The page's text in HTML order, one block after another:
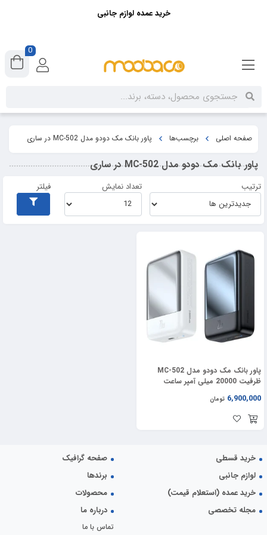
صفحه اصلی برچسب‌ها پاور بانک مک دودو مدل MC-502 در ساری
پاور بانک مک دودو مدل MC-502 در ساری
ترتیب تعداد نمایش فیلتر
پاور بانک مک دودو مدل MC-502
ظرفیت 20000 میلی آمپر ساعت
6,900,000 تومان
خرید قسطی
صفحه گرافیک
لوازم جانبی
برندها
خرید عمده (استعلام قیمت)
محصولات
مجله تخصصی
درباره ما
تماس با ما
خرید عمده لوازم جانبی
0